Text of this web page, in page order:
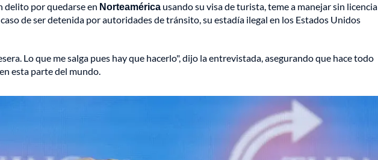
delito por quedarse en Norteamérica usando su visa de turista, teme a manejar sin licencia
de ser detenida por autoridades de tránsito, su estadía ilegal en los Estados Unidos
Lo que me salga pues hay que hacerlo", dijo la entrevistada, asegurando que hace todo
esta parte del mundo.